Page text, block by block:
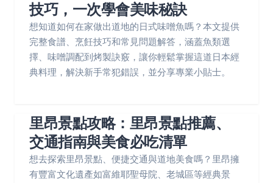
技巧，一次學會美味秘訣
想知道如何在家做出道地的日式味噌魚嗎？本文提供
完整食譜、烹飪技巧和常見問題解答，涵蓋魚類選
擇、味噌調配到烤製訣竅，讓你輕鬆掌握這道日本經
典料理，解決新手常犯錯誤，並分享專業小貼士。
里昂景點攻略：里昂景點推薦、
交通指南與美食必吃清單
想去探索里昂景點、便捷交通與道地美食嗎？里昂擁
有豐富文化遺產如富維耶聖母院、老城區等經典景